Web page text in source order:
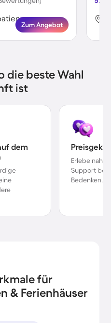
Zum Angebot
die beste Wahl
ist
dem
Erlebe
Support bei
Bedenken.
für
& Ferienhäuser